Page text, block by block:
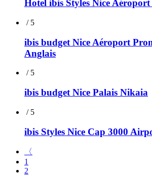
Hotel ibis Styles Nice Aéroport
/ 5
ibis budget Nice Aéroport
Anglais
/ 5
ibis budget Nice Palais Nikaia
/ 5
ibis Styles Nice Cap 3000
〈
1
2